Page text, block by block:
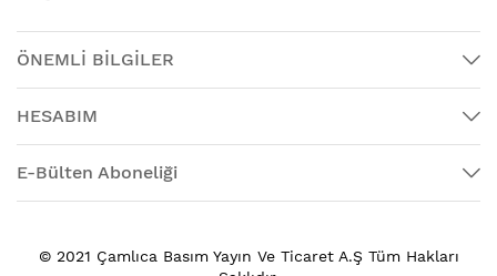
ÖNEMLİ BİLGİLER
HESABIM
E-Bülten Aboneliği
© 2021 Çamlıca Basım Yayın Ve Ticaret A.Ş Tüm Hakları